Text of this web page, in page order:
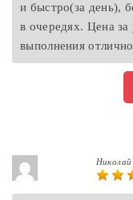
и быстро(за день),
в очередях. Цена за
выполнения